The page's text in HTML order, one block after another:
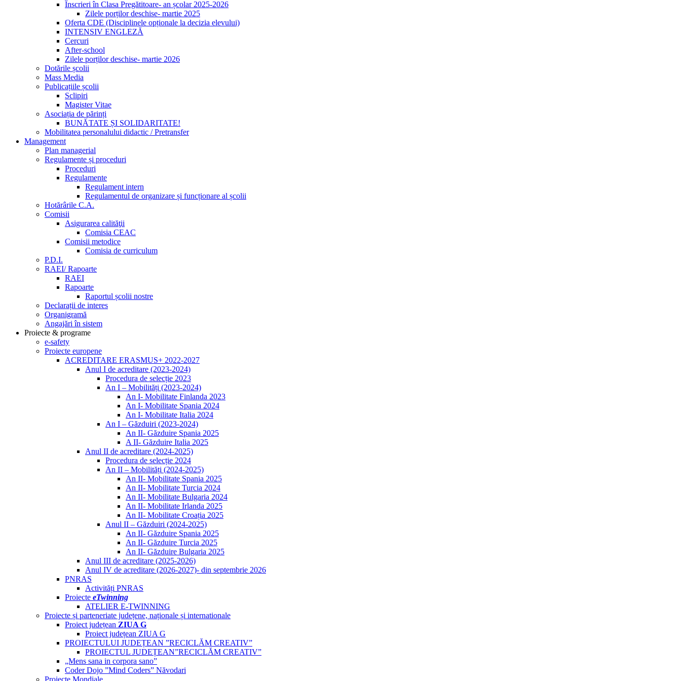
Înscrieri în Clasa Pregătitoare- an școlar 2025-2026
Zilele porților deschise- martie 2025
Oferta CDE (Disciplinele opționale la decizia elevului)
INTENSIV ENGLEZĂ
Cercuri
After-school
Zilele porților deschise- martie 2026
Dotările școlii
Mass Media
Publicațiile școlii
Sclipiri
Magister Vitae
Asociația de părinți
BUNĂTATE ȘI SOLIDARITATE!
Mobilitatea personalului didactic / Pretransfer
Management
Plan managerial
Regulamente și proceduri
Proceduri
Regulamente
Regulament intern
Regulamentul de organizare și funcționare al școlii
Hotărârile C.A.
Comisii
Asigurarea calităţii
Comisia CEAC
Comisii metodice
Comisia de curriculum
P.D.I.
RAEI/ Rapoarte
RAEI
Rapoarte
Raportul școlii nostre
Declarații de interes
Organigramă
Angajări în sistem
Proiecte & programe
e-safety
Proiecte europene
ACREDITARE ERASMUS+ 2022-2027
Anul I de acreditare (2023-2024)
Procedura de selecție 2023
An I – Mobilități (2023-2024)
An I- Mobilitate Finlanda 2023
An I- Mobilitate Spania 2024
An I- Mobilitate Italia 2024
An I – Găzduiri (2023-2024)
An II- Găzduire Spania 2025
A II- Găzduire Italia 2025
Anul II de acreditare (2024-2025)
Procedura de selecție 2024
An II – Mobilități (2024-2025)
An II- Mobilitate Spania 2025
An II- Mobilitate Turcia 2024
An II- Mobilitate Bulgaria 2024
An II- Mobilitate Irlanda 2025
An II- Mobilitate Croația 2025
Anul II – Găzduiri (2024-2025)
An II- Găzduire Spania 2025
An II- Găzduire Turcia 2025
An II- Găzduire Bulgaria 2025
Anul III de acreditare (2025-2026)
Anul IV de acreditare (2026-2027)- din septembrie 2026
PNRAS
Activități PNRAS
Proiecte eTwinning
ATELIER E-TWINNING
Proiecte și parteneriate județene, naționale și internationale
Proiect județean ZIUA G
Proiect județean ZIUA G
PROIECTULUI JUDEȚEAN ”RECICLĂM CREATIV”
PROIECTUL JUDEȚEAN”RECICLĂM CREATIV”
„Mens sana in corpora sano”
Coder Dojo ”Mind Coders” Năvodari
Proiecte Mondiale